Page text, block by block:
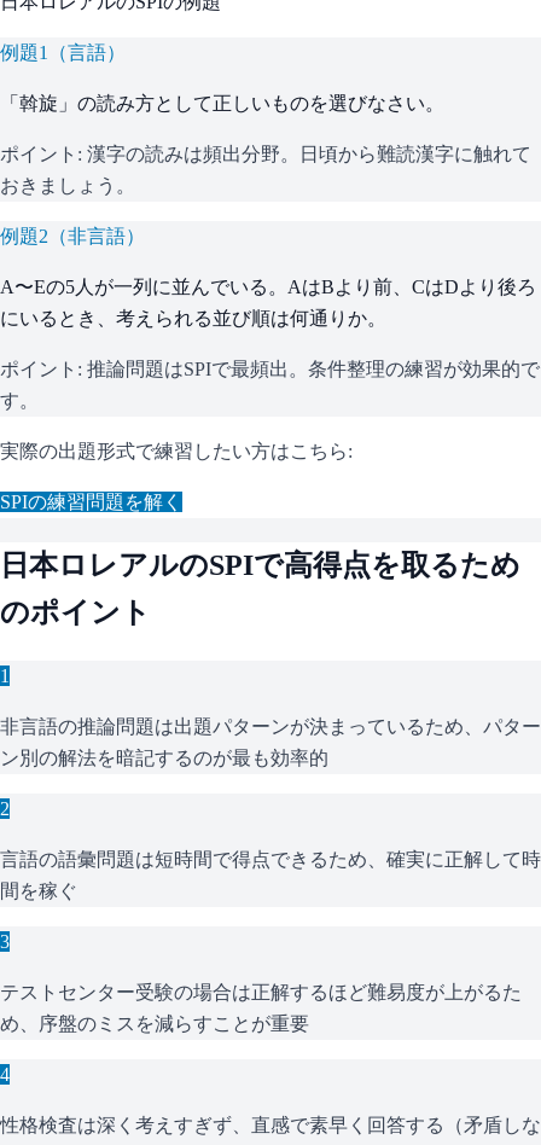
例題1 （言語）
「斡旋」の読み方として正しいものを選びなさい。
ポイント: 漢字の読みは頻出分野。日頃から難読漢字に触れて
おきましょう。
例題2 （非言語）
A〜Eの5人が一列に並んでいる。AはBより前、CはDより後ろ
にいるとき、考えられる並び順は何通りか。
ポイント: 推論問題はSPIで最頻出。条件整理の練習が効果的で
す。
実際の出題形式で練習したい方はこちら:
SPIの練習問題を解く
日本ロレアルのSPIで高得点を取るため
のポイント
1
非言語の推論問題は出題パターンが決まっているため、パター
ン別の解法を暗記するのが最も効率的
2
言語の語彙問題は短時間で得点できるため、確実に正解して時
間を稼ぐ
3
テストセンター受験の場合は正解するほど難易度が上がるた
め、序盤のミスを減らすことが重要
4
性格検査は深く考えすぎず、直感で素早く回答する（矛盾しな